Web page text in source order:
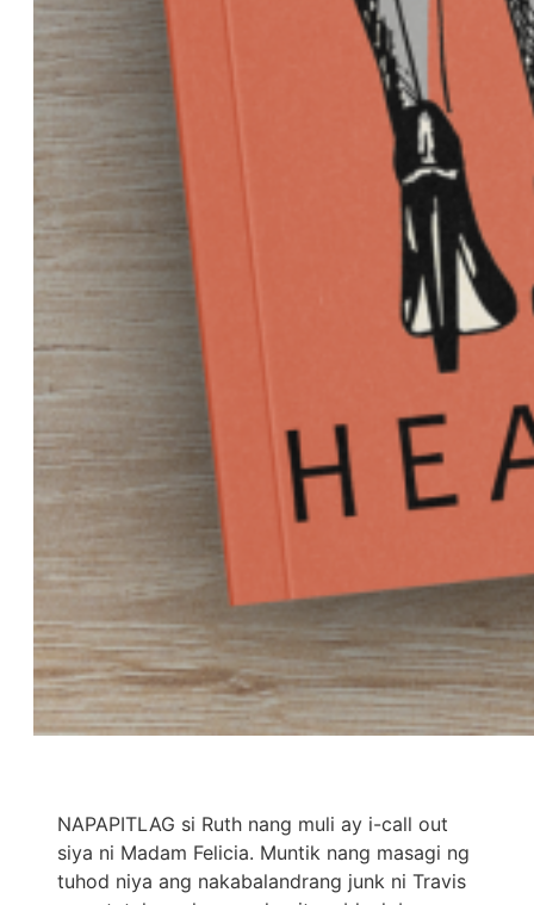
NAPAPITLAG si Ruth nang muli ay i-call out
siya ni Madam Felicia. Muntik nang masagi ng
tuhod niya ang nakabalandrang junk ni Travis